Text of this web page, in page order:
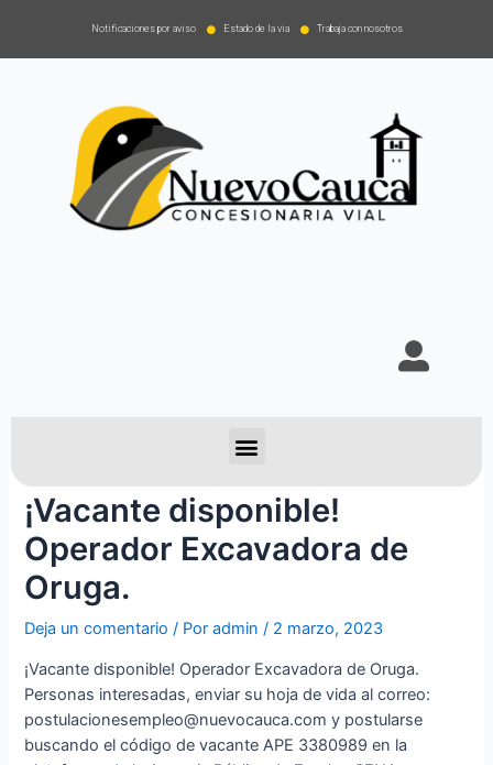
Notificaciones por aviso Estado de la via Trabaja con nosotros
¡Vacante disponible!
Operador Excavadora de
Oruga.
Deja un comentario / Poradmin / 2 marzo, 2023
¡Vacante disponible! Operador Excavadora de Oruga.
Personas interesadas, enviar su hoja de vida al correo:
postulacionesempleo@nuevocauca.com y postularse
buscando el código de vacante APE 3380989 en la